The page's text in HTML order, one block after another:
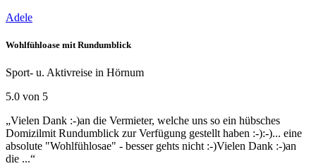
Adele
Wohlfühloase mit Rundumblick
Sport- u. Aktivreise in Hörnum
5.0 von 5
„Vielen Dank :-)an die Vermieter, welche uns so ein hübsches
Domizilmit Rundumblick zur Verfügung gestellt haben :-):-)... eine
absolute "Wohlfühlosae" - besser gehts nicht :-)Vielen Dank :-)an
die ...“